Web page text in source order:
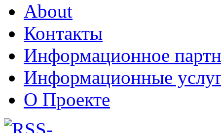
About
Контакты
Информационное
Информационные
О Проекте